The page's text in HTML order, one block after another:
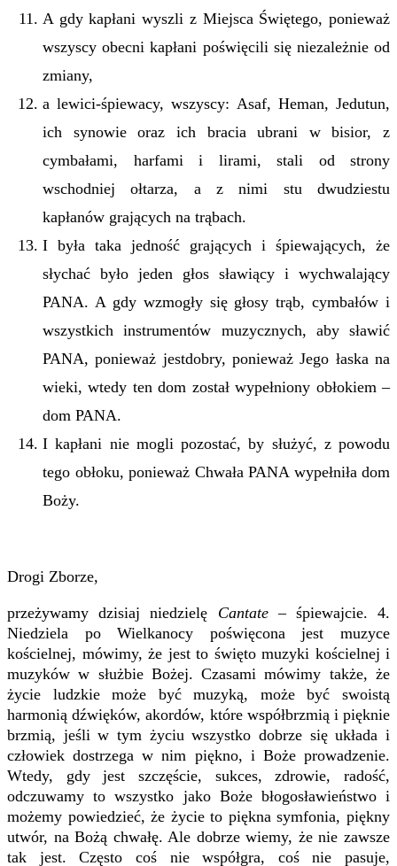
A gdy kapłani wyszli z Miejsca Świętego, ponieważ
wszyscy obecni kapłani poświęcili się niezależnie od
zmiany,
a lewici-śpiewacy, wszyscy: Asaf, Heman, Jedutun,
ich synowie oraz ich bracia ubrani w bisior, z
cymbałami, harfami i lirami, stali od strony
wschodniej ołtarza, a z nimi stu dwudziestu
kapłanów grających na trąbach.
I była taka jedność grających i śpiewających, że
słychać było jeden głos sławiący i wychwalający
PANA. A gdy wzmogły się głosy trąb, cymbałów i
wszystkich instrumentów muzycznych, aby sławić
PANA, ponieważ jestdobry, ponieważ Jego łaska na
wieki, wtedy ten dom został wypełniony obłokiem –
dom PANA.
I kapłani nie mogli pozostać, by służyć, z powodu
tego obłoku, ponieważ Chwała PANA wypełniła dom
Boży.
Drogi Zborze,
przeżywamy dzisiaj niedzielę Cantate– śpiewajcie. 4.
Niedziela po Wielkanocy poświęcona jest muzyce
kościelnej, mówimy, że jest to święto muzyki kościelnej i
muzyków w służbie Bożej. Czasami mówimy także, że
życie ludzkie może być muzyką, może być swoistą
harmonią dźwięków, akordów, które współbrzmią i pięknie
brzmią, jeśli w tym życiu wszystko dobrze się układa i
człowiek dostrzega w nim piękno, i Boże prowadzenie.
Wtedy, gdy jest szczęście, sukces, zdrowie, radość,
odczuwamy to wszystko jako Boże błogosławieństwo i
możemy powiedzieć, że życie to piękna symfonia, piękny
utwór, na Bożą chwałę. Ale dobrze wiemy, że nie zawsze
tak jest. Często coś nie współgra, coś nie pasuje,